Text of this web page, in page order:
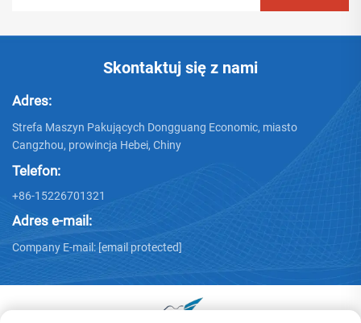
Skontaktuj się z nami
Adres:
Strefa Maszyn Pakujących Dongguang Economic, miasto
Cangzhou, prowincja Hebei, Chiny
Telefon:
+86-15226701321
Adres e-mail:
Company E-mail: [email protected]